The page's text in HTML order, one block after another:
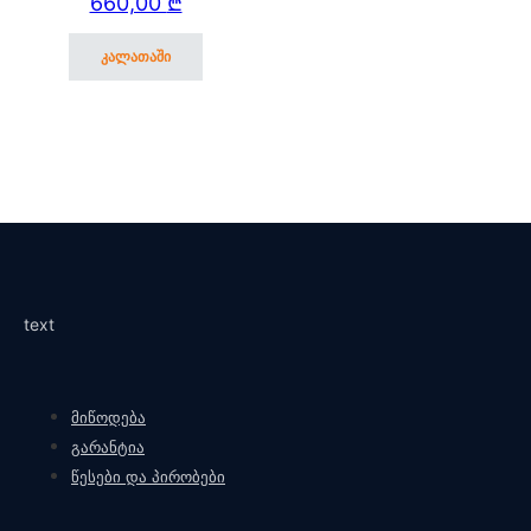
კალათაში
text
მიწოდება
გარანტია
წესები და პირობები